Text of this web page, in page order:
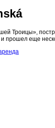
Троицы»,
прошел еще